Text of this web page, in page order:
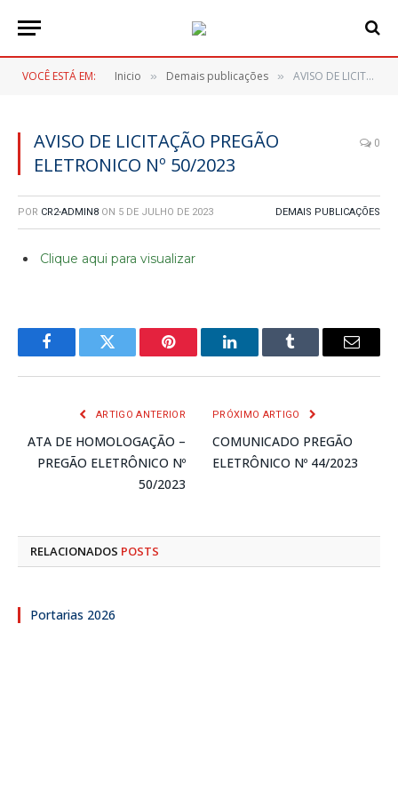
VOCÊ ESTÁ EM: Inicio » Demais publicações » AVISO DE LICITAÇÃO PREGÃO ELETRONICO Nº 50/2023
AVISO DE LICITAÇÃO PREGÃO
ELETRONICO Nº 50/2023
0
POR CR2-ADMIN8 ON 5 DE JULHO DE 2023 DEMAIS PUBLICAÇÕES
Clique aqui para visualizar
FacebookTwitter Pinterest LinkedInTumblr
E-
ARTIGO ANTERIOR
ATA DE HOMOLOGAÇÃO –
PREGÃO ELETRÔNICO Nº
50/2023
PRÓXIMO ARTIGO
COMUNICADO PREGÃO
ELETRÔNICO Nº 44/2023
RELACIONADOS POSTS
Portarias 2026